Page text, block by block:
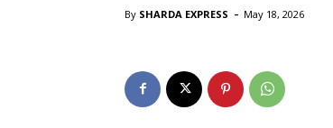
By SHARDA EXPRESS - May 18, 2026